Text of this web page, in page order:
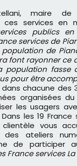
maire de
ces services en
publics
services de
de
font rayonner ce
population fasse
pour être
chacune des
organisées
les usagers
les 19 France
vous
des ateliers
de participer
France services La